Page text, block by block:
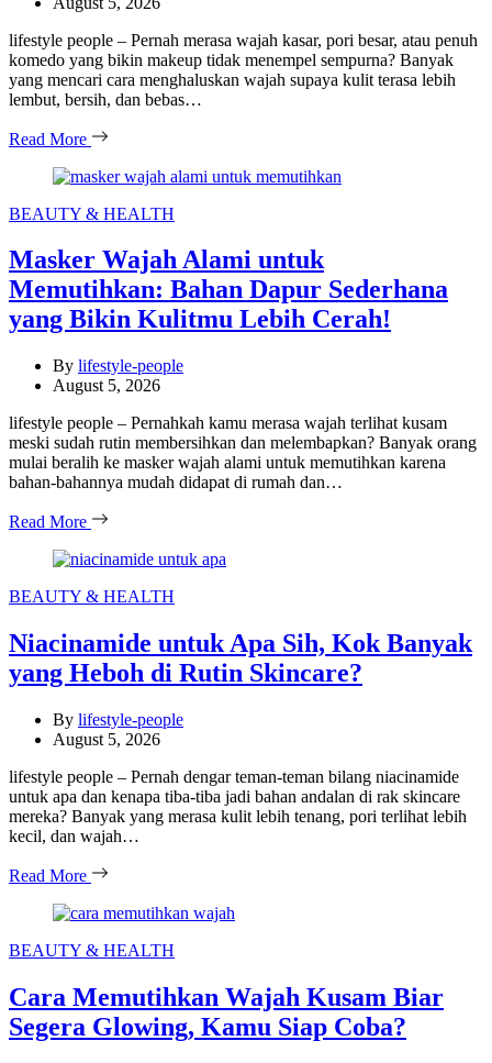
lifestyle people – Pernah merasa wajah kasar, pori besar, atau penuh
komedo yang bikin makeup tidak menempel sempurna? Banyak
yang mencari cara menghaluskan wajah supaya kulit terasa lebih
lembut, bersih, dan bebas…
Read More
Categories
BEAUTY & HEALTH
Masker Wajah Alami untuk
Memutihkan: Bahan Dapur Sederhana
yang Bikin Kulitmu Lebih Cerah!
By lifestyle-people
August 5, 2026
lifestyle people – Pernahkah kamu merasa wajah terlihat kusam
meski sudah rutin membersihkan dan melembapkan? Banyak orang
mulai beralih ke masker wajah alami untuk memutihkan karena
bahan-bahannya mudah didapat di rumah dan…
Read More
Categories
BEAUTY & HEALTH
Niacinamide untuk Apa Sih, Kok Banyak
yang Heboh di Rutin Skincare?
By lifestyle-people
August 5, 2026
lifestyle people – Pernah dengar teman-teman bilang niacinamide
untuk apa dan kenapa tiba-tiba jadi bahan andalan di rak skincare
mereka? Banyak yang merasa kulit lebih tenang, pori terlihat lebih
kecil, dan wajah…
Read More
Categories
BEAUTY & HEALTH
Cara Memutihkan Wajah Kusam Biar
Segera Glowing, Kamu Siap Coba?